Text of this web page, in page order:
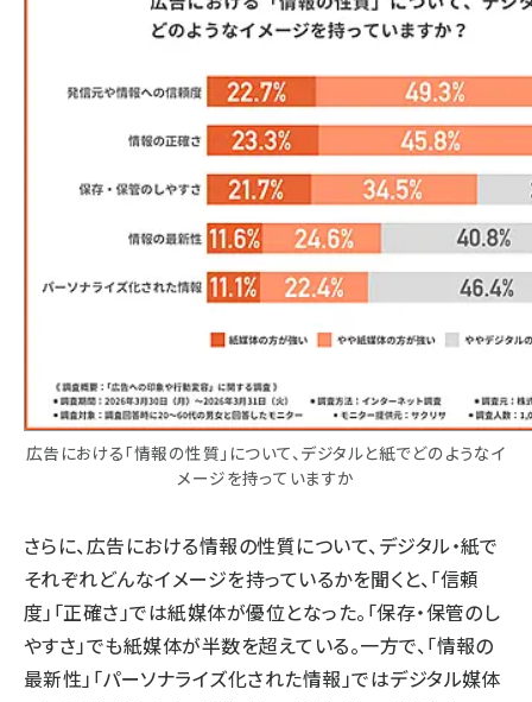
広告における「情報の性質」について、デジタルと紙でどのようなイ
メージを持っていますか
さらに、広告における情報の性質について、デジタル・紙で
それぞれどんなイメージを持っているかを聞くと、「信頼
度」「正確さ」では紙媒体が優位となった。「保存・保管のし
やすさ」でも紙媒体が半数を超えている。一方で、「情報の
最新性」「パーソナライズ化された情報」ではデジタル媒体